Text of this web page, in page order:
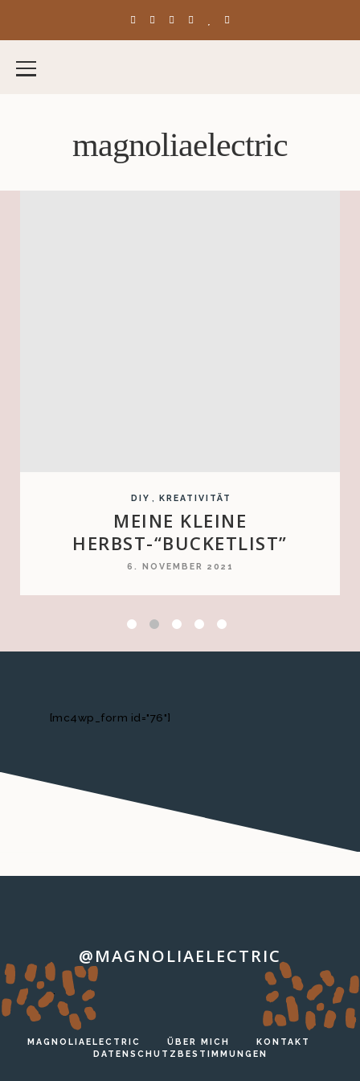
magnoliaelectric
DIY KREATIVITÄT
MEINE KLEINE
HERBST-“BUCKETLIST”
6. NOVEMBER 2021
[mc4wp_form id="76"]
@MAGNOLIAELECTRIC
…
MAGNOLIAELECTRIC ÜBER MICH
KONTAKT
DATENSCHUTZBESTIMMUNGEN